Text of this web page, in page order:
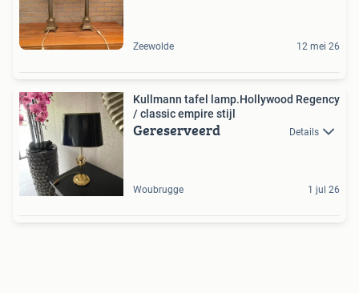
Zeewolde 12 mei 26
Kullmann tafel lamp.Hollywood Regency
/ classic empire stijl
Gereserveerd Details
Woubrugge 1 jul 26